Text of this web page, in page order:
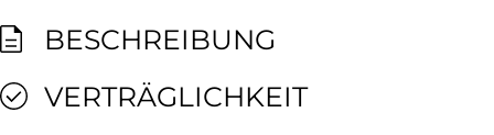
BESCHREIBUNG
VERTRÄGLICHKEIT